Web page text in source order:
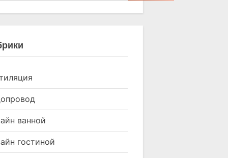
ванной
гостиной